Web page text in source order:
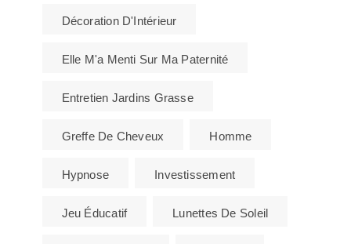
Décoration D'Intérieur
Elle M'a Menti Sur Ma Paternité
Entretien Jardins Grasse
Greffe De Cheveux Homme
Hypnose Investissement
Jeu Éducatif Lunettes De Soleil